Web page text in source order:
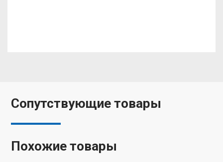
Сопутствующие товары
Похожие товары